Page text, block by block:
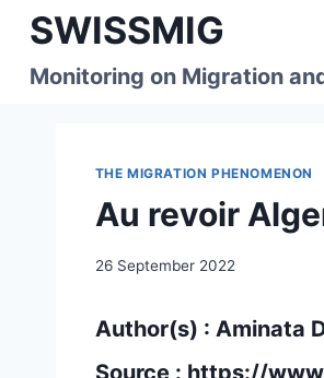
Skip
content
SWISSMIG
Monitoring on Migration
THE MIGRATION PHENOMENON
Au revoir
26 September 2022
Author(s) : Aminata
Source : https://